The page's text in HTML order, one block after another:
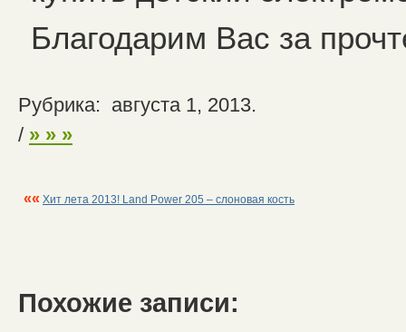
Благодарим Вас за
Рубрика: августа 1, 2013.
/ » » »
«« Хит лета 2013! Land Power 205 – слоновая кость
Похожие записи: